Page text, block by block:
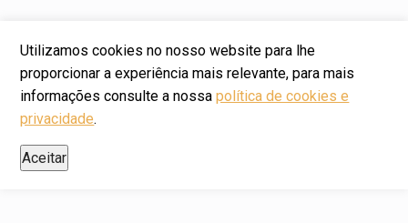
Utilizamos cookies no nosso website para lhe
proporcionar a experiência mais relevante, para mais
informações consulte a nossapolítica de cookies e
privacidade.
Aceitar